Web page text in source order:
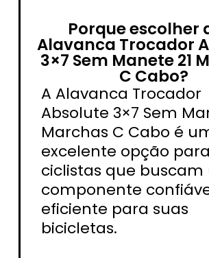
Porque escolher
Alavanca Trocador
3×7 Sem Manete 21
C Cabo?
A Alavanca Trocador
Absolute 3×7 Sem
Marchas C Cabo é
excelente opção para
ciclistas que buscam
componente
eficiente para suas
bicicletas.